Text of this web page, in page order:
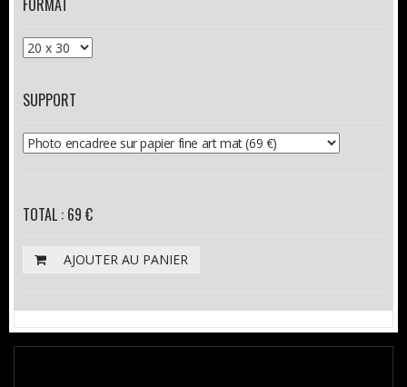
SUPPORT
TOTAL : 69 €
AJOUTER AU PANIER